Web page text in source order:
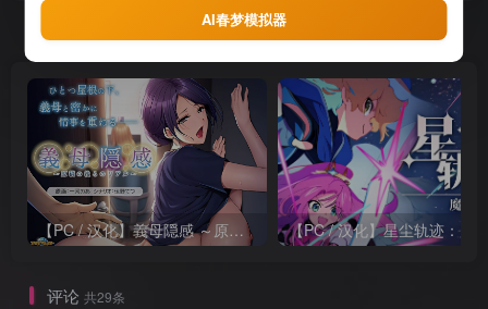
随机推荐
【PC / 汉化】義母隠感 ～原稿の後ろのリアル～
评论 共29条
AI春梦模拟器